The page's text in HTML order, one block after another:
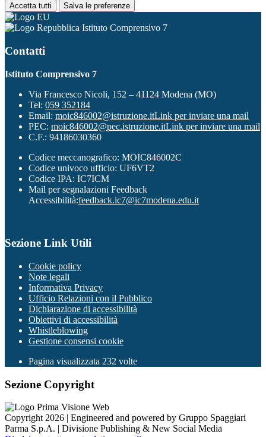
Accetta tutti Salva le preferenze
Istituto Comprensivo 7
Contatti
Istituto Comprensivo 7
Via Francesco Nicoli, 152 – 41124 Modena (MO)
Tel: 059 352184
Email: moic846002@istruzione.itLink per inviare una mail
PEC: moic846002@pec.istruzione.itLink per inviare una mail
C.F.: 94186030360
Codice meccanografico: MOIC846002C
Codice univoco ufficio: UF6VT2
Codice IPA: IC7ICM
Mail per segnalazioni Feedback
Accessibilità:feedback.ic7@ic7modena.edu.it
Sezione Link Utili
Cookie policy
Note legali
Informativa Privacy
Ufficio Relazioni con il Pubblico
Dichiarazione di accessibilità
Obiettivi di accessibilità
Whistleblowing
Gestione consensi cookie
Pagina visualizzata 232 volte
Sezione Copyright
Copyright 2026 | Engineered and powered by Gruppo Spaggiari
Parma S.p.A. | Divisione Publishing & New Social Media